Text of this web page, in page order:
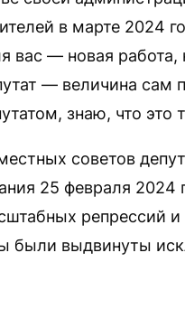
в марте 2024
— новая работа,
— величина сам
знаю, что это
советов
25 февраля 2024
репрессий и
были выдвинуты